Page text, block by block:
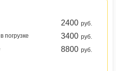
2400 руб.
погрузке
3400 руб.
8800 руб.